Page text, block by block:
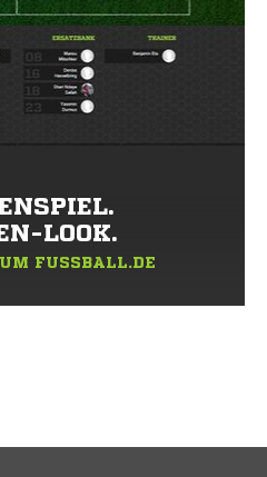
LOOK.
FUSSBALL.DE